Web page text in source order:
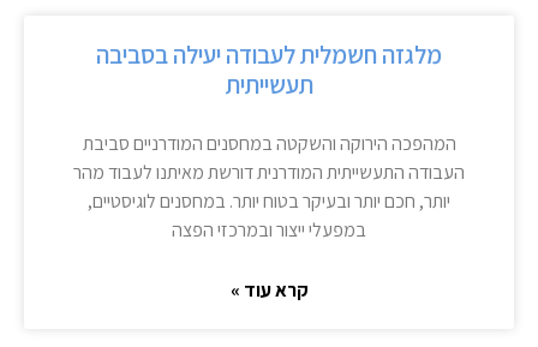
מלגזה חשמלית לעבודה יעילה בסביבה
תעשייתית
המהפכה הירוקה והשקטה במחסנים המודרניים סביבת
העבודה התעשייתית המודרנית דורשת מאיתנו לעבוד מהר
יותר, חכם יותר ובעיקר בטוח יותר. במחסנים לוגיסטיים,
במפעלי ייצור ובמרכזי הפצה
קרא עוד »